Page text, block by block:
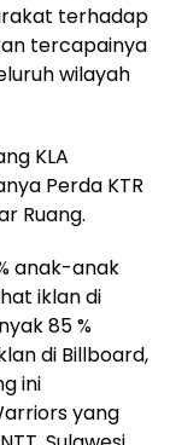
terhadap
tercapainya
wilayah
KLA
Perda KTR
Ruang.
anak-anak
iklan di
85 %
di Billboard,
ini
yang